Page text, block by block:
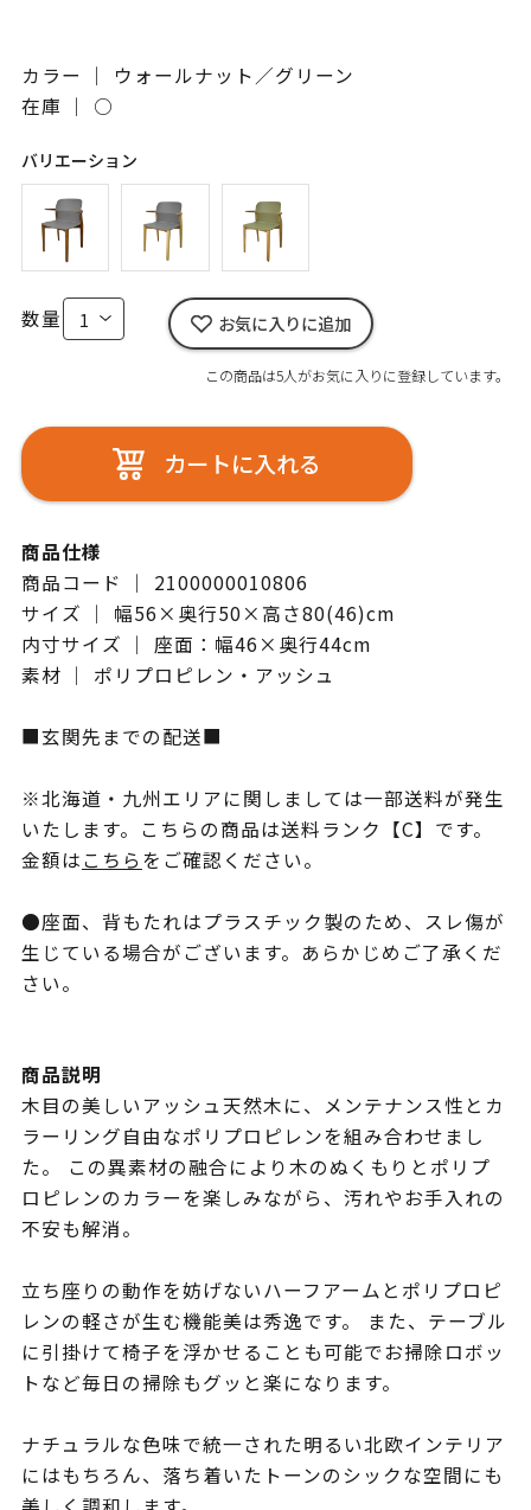
カラー ｜ ウォールナット／グリーン
在庫 ｜ ○
バリエーション
数量 お気に入りに追加
この商品は5人がお気に入りに登録しています。
カートに入れる
商品仕様
商品コード ｜ 2100000010806
サイズ ｜ 幅56×奥行50×高さ80(46)cm
内寸サイズ ｜ 座面：幅46×奥行44cm
素材 ｜ ポリプロピレン・アッシュ
■玄関先までの配送■
※北海道・九州エリアに関しましては一部送料が発生
いたします。こちらの商品は送料ランク【C】です。
金額はこちらをご確認ください。
●座面、背もたれはプラスチック製のため、スレ傷が
生じている場合がございます。あらかじめご了承くだ
さい。
商品説明
木目の美しいアッシュ天然木に、メンテナンス性とカ
ラーリング自由なポリプロピレンを組み合わせまし
た。 この異素材の融合により木のぬくもりとポリプ
ロピレンのカラーを楽しみながら、汚れやお手入れの
不安も解消。
立ち座りの動作を妨げないハーフアームとポリプロピ
レンの軽さが生む機能美は秀逸です。 また、テーブル
に引掛けて椅子を浮かせることも可能でお掃除ロボッ
トなど毎日の掃除もグッと楽になります。
ナチュラルな色味で統一された明るい北欧インテリア
にはもちろん、落ち着いたトーンのシックな空間にも